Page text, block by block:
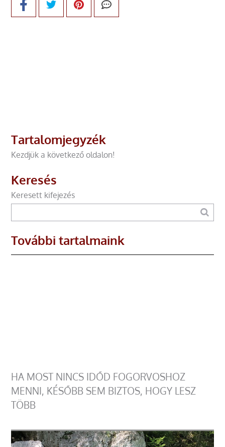
Tartalomjegyzék
Kezdjük a következő oldalon!
Keresés
Keresett kifejezés
További tartalmaink
HA MOST NINCS IDŐD FOGORVOSHOZ
MENNI, KÉSŐBB SEM BIZTOS, HOGY LESZ
TÖBB